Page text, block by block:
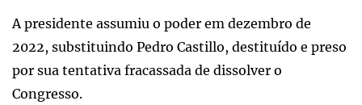
A presidente assumiu o poder em dezembro de
2022, substituindo Pedro Castillo, destituído e preso
por sua tentativa fracassada de dissolver o
Congresso.